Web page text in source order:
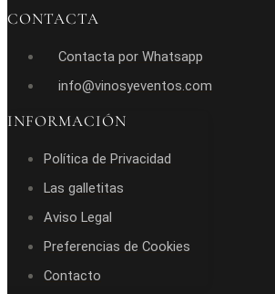
CONTACTA
Contacta por Whatsapp
info@vinosyeventos.com
INFORMACIÓN
Política de Privacidad
Las galletitas
Aviso Legal
Preferencias de Cookies
Contacto